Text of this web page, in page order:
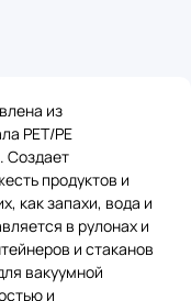
из
PET/PE
Создает
продуктов и
как запахи, вода и
в рулонах и
и стаканов
вакуумной
и